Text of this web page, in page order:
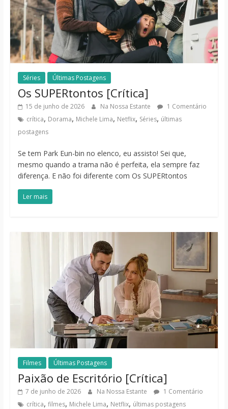
Séries Últimas Postagens
Os SUPERtontos [Crítica]
15 de junho de 2026 Na Nossa Estante
1 Comentário
crítica, Dorama, Michele Lima, Netflix, Séries, últimas
postagens
Se tem Park Eun-bin no elenco, eu assisto! Sei que,
mesmo quando a trama não é perfeita, ela sempre faz
diferença. E não foi diferente com Os SUPERtontos
Ler mais
Filmes Últimas Postagens
Paixão de Escritório [Crítica]
7 de junho de 2026 Na Nossa Estante
1 Comentário
crítica, filmes, Michele Lima, Netflix, últimas postagens